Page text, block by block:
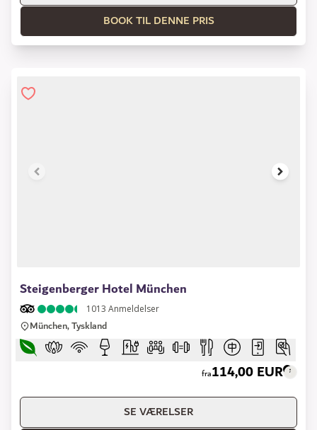
BOOK TIL DENNE PRIS
Steigenberger Hotel München
1013 Anmeldelser
München, Tyskland
fra114,00 EUR
SE VÆRELSER